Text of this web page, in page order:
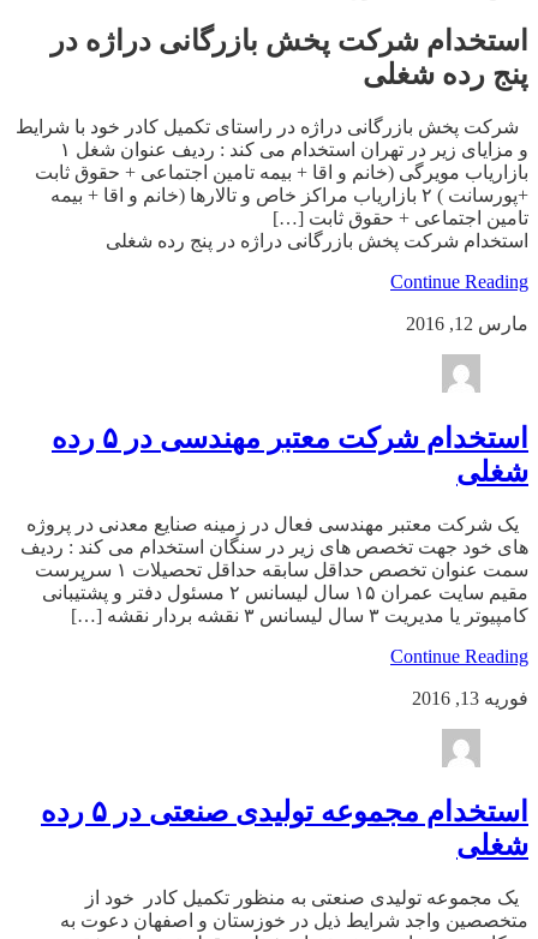
استخدام شرکت پخش بازرگانی دراژه در
پنج رده شغلی
شرکت پخش بازرگانی دراژه در راستای تکمیل کادر خود با شرایط
و مزایای زیر در تهران استخدام می کند : ردیف عنوان شغل ۱
بازاریاب مویرگی (خانم و اقا + بیمه تامین اجتماعی + حقوق ثابت
+پورسانت ) ۲ بازاریاب مراکز خاص و تالارها (خانم و اقا + بیمه
تامین اجتماعی + حقوق ثابت […]
استخدام شرکت پخش بازرگانی دراژه در پنج رده شغلی
Continue Reading
مارس 12, 2016
استخدام شرکت معتبر مهندسی در ۵ رده
شغلی
یک شرکت معتبر مهندسی فعال در زمینه صنایع معدنی در پروژه
های خود جهت تخصص های زیر در سنگان استخدام می کند : ردیف
سمت عنوان تخصص حداقل سابقه حداقل تحصیلات ۱ سرپرست
مقیم سایت عمران ۱۵ سال لیسانس ۲ مسئول دفتر و پشتیبانی
کامپیوتر یا مدیریت ۳ سال لیسانس ۳ نقشه بردار نقشه […]
Continue Reading
فوریه 13, 2016
استخدام مجموعه تولیدی صنعتی در ۵ رده
شغلی
یک مجموعه تولیدی صنعتی به منظور تکمیل کادر خود از
متخصصین واجد شرایط ذیل در خوزستان و اصفهان دعوت به